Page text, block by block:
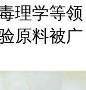
理学等领
原料被广